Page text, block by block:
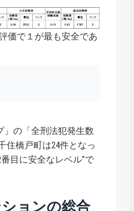
価で１が最も安全であ
」の「全刑法犯発生数
住橋戸町は24件となっ
目に安全なレベル”で
ョンの総合